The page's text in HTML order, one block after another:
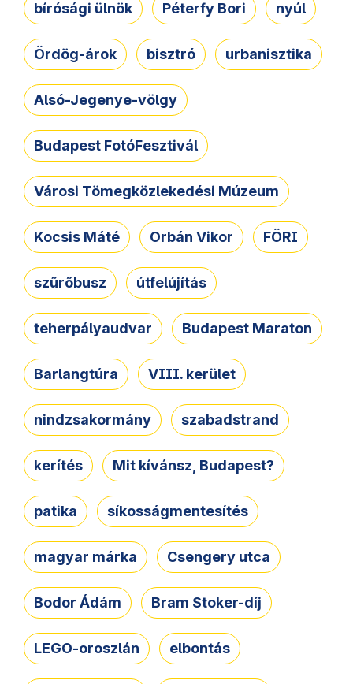
bírósági ülnök Péterfy Bori nyúl
Ördög-árok bisztró urbanisztika
Alsó-Jegenye-völgy
Budapest FotóFesztivál
Városi Tömegközlekedési Múzeum
Kocsis Máté Orbán Vikor FÖRI
szűrőbusz útfelújítás
teherpályaudvar Budapest Maraton
Barlangtúra VIII. kerület
nindzsakormány szabadstrand
kerítés Mit kívánsz, Budapest?
patika síkosságmentesítés
magyar márka Csengery utca
Bodor Ádám Bram Stoker-díj
LEGO-oroszlán elbontás